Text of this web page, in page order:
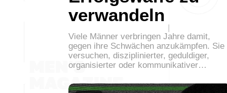
verwandeln
Viele Männer verbringen Jahre damit,
gegen ihre Schwächen anzukämpfen. Sie
versuchen, disziplinierter, geduldiger,
organisierter oder kommunikativer…